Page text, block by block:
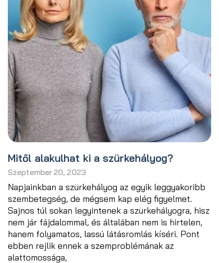
Mitől alakulhat ki a szürkehályog?
Szeptember 20, 2023
Napjainkban a szürkehályog az egyik leggyakoribb
szembetegség, de mégsem kap elég figyelmet.
Sajnos túl sokan legyintenek a szürkehályogra, hisz
nem jár fájdalommal, és általában nem is hirtelen,
hanem folyamatos, lassú látásromlás kíséri. Pont
ebben rejlik ennek a szemproblémának az
alattomossága,